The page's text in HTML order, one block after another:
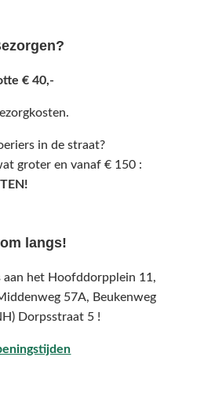
€ 40,-
in de straat?
groter en vanaf € 150 :
langs!
aan het Hoofddorpplein 11,
57A, Beukenweg
Dorpsstraat 5 !